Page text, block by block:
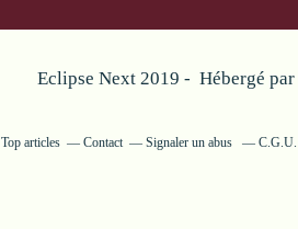
Eclipse Next 2019 - Hébergé par
Top articles Contact Signaler un abus C.G.U.